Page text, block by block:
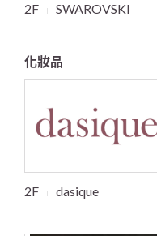
2F SWAROVSKI
化妝品
2F dasique